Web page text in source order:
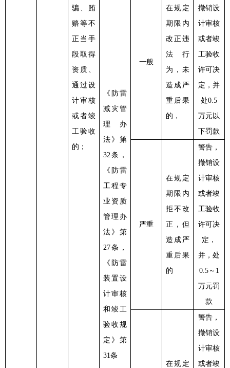
骗、贿
赂等不
正当手
段取得
资质、
通过设
计审核
或者竣
工验收
的；
《防雷
减灾管
理办
法》第
32条，
《防雷
工程专
业资质
管理办
法》第
27条，
《防雷
装置设
计审核
和竣工
验收规
定》第
31条
一般
在规定
期限内
改正违
法行
为，未
造成严
重后果
的，
撤销设
计审核
或者竣
工验收
许可决
定，并
处0.5
万元以
下罚款
严重
在规定
期限内
拒不改
正，但
造成严
重后果
的
警告，
撤销设
计审核
或者竣
工验收
许可决
定，
并，处
0.5～1
万元罚
款
在规定
警告，
撤销设
计审核
或者竣